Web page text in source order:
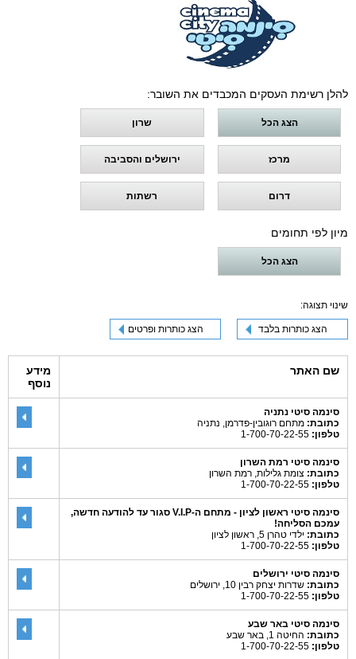
להלן רשימת העסקים המכבדים את השובר:
הצג הכל שרון
מרכז ירושלים והסביבה
דרום רשתות
מיון לפי תחומים
הצג הכל
שינוי תצוגה:
הצג כותרות בלבד הצג כותרות ופרטים
שם האתר
מידע
נוסף
סינמה סיטי נתניה
כתובת: מתחם רוגובין-פדרמן, נתניה
טלפון:
סינמה סיטי רמת השרון
כתובת: צומת גלילות, רמת השרון
טלפון:
סינמה סיטי ראשון לציון - מתחם ה-V.I.P סגור עד להודעה חדשה,
עמכם הסליחה!
כתובת: ילדי טהרן 5, ראשון לציון
טלפון:
סינמה סיטי ירושלים
כתובת: שדרות יצחק רבין 10, ירושלים
טלפון:
סינמה סיטי באר שבע
כתובת: החיטה 1, באר שבע
טלפון: